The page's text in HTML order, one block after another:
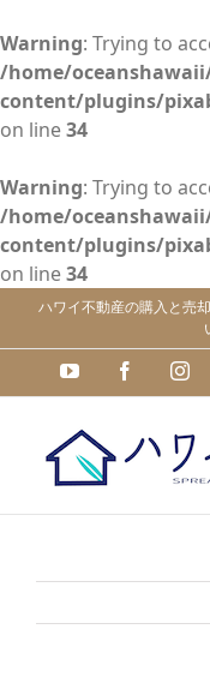
Warning: Trying to
/home/
content/plugins/
on line34
Warning: Trying to
/home/
content/plugins/
on line34
content
ハワイ不動産の購入と売
YouTube Facebook